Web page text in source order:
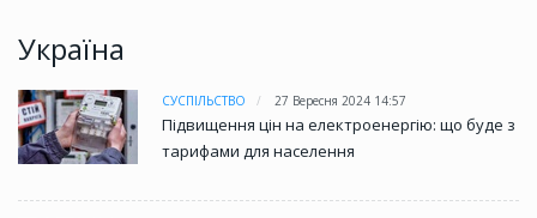
Україна
СУСПІЛЬСТВО 27 Вересня 2024 14:57
Підвищення цін на електроенергію: що буде з
тарифами для населення